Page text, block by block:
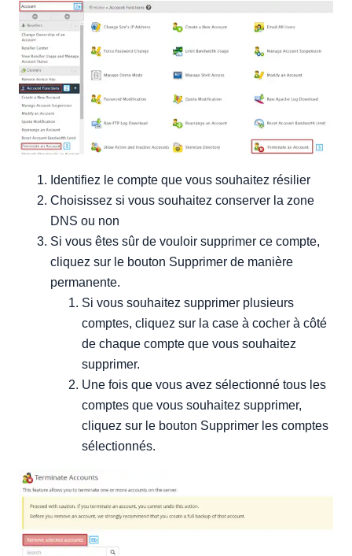
Identifiez le compte que vous souhaitez résilier
Choisissez si vous souhaitez conserver la zone
DNS ou non
Si vous êtes sûr de vouloir supprimer ce compte,
cliquez sur le bouton Supprimer de manière
permanente.
Si vous souhaitez supprimer plusieurs
comptes, cliquez sur la case à cocher à côté
de chaque compte que vous souhaitez
supprimer.
Une fois que vous avez sélectionné tous les
comptes que vous souhaitez supprimer,
cliquez sur le bouton Supprimer les comptes
sélectionnés.